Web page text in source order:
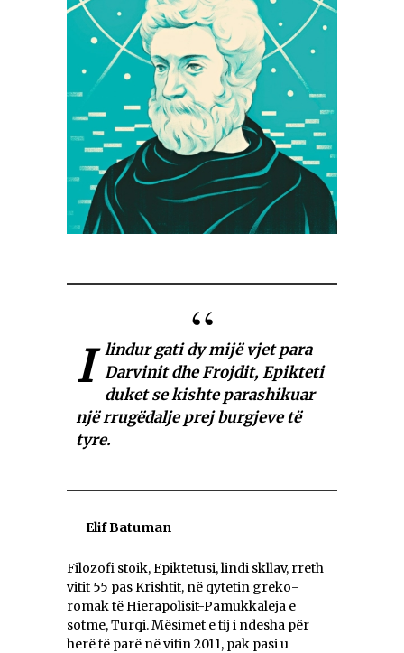
I lindur gati dy mijë vjet para
Darvinit dhe Frojdit, Epikteti
duket se kishte parashikuar
një rrugëdalje prej burgjeve të
tyre.
Elif Batuman
Filozofi stoik, Epiktetusi, lindi skllav, rreth
vitit 55 pas Krishtit, në qytetin greko-
romak të Hierapolisit-Pamukkaleja e
sotme, Turqi. Mësimet e tij i ndesha për
herë të parë në vitin 2011, pak pasi u